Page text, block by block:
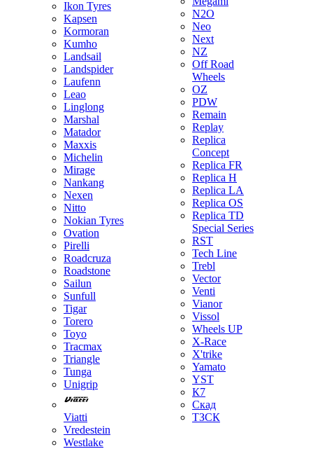
Ikon Tyres
Kapsen
Kormoran
Kumho
Landsail
Landspider
Laufenn
Leao
Linglong
Marshal
Matador
Maxxis
Michelin
Mirage
Nankang
Nexen
Nitto
Nokian Tyres
Ovation
Pirelli
Roadcruza
Roadstone
Sailun
Sunfull
Tigar
Torero
Toyo
Tracmax
Triangle
Tunga
Unigrip
Viatti
Vredestein
Westlake
N2O
Neo
Next
NZ
Off Road
Wheels
OZ
PDW
Remain
Replay
Replica
Concept
Replica FR
Replica H
Replica LA
Replica OS
Replica TD
Special Series
RST
Tech Line
Trebl
Vector
Venti
Vianor
Vissol
Wheels UP
X-Race
X'trike
Yamato
YST
К7
Скад
ТЗСК